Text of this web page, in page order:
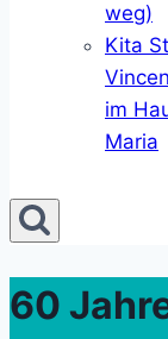
weg)
Kita
im
Maria
60